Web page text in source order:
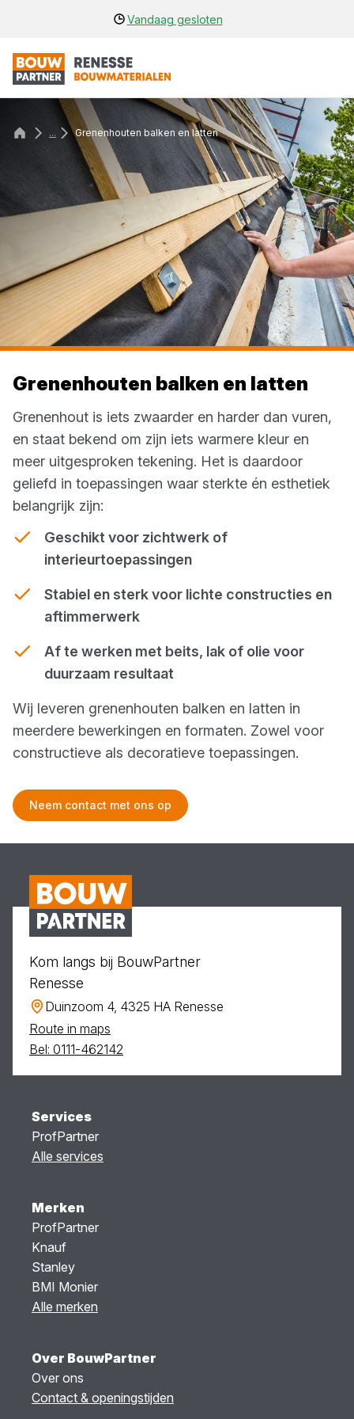
Vandaag gesloten
... Grenenhouten balken en latten
Grenenhouten balken en latten
Grenenhout is iets zwaarder en harder dan vuren,
en staat bekend om zijn iets warmere kleur en
meer uitgesproken tekening. Het is daardoor
geliefd in toepassingen waar sterkte én esthetiek
belangrijk zijn:
Geschikt voor zichtwerk of
interieurtoepassingen
Stabiel en sterk voor lichte constructies en
aftimmerwerk
Af te werken met beits, lak of olie voor
duurzaam resultaat
Wij leveren grenenhouten balken en latten in
meerdere bewerkingen en formaten. Zowel voor
constructieve als decoratieve toepassingen.
Neem contact met ons op
Kom langs bij BouwPartner
Renesse
Duinzoom 4, 4325 HA Renesse
Route in maps
Bel: 0111-462142
Services
ProfPartner
Alle services
Merken
ProfPartner
Knauf
Stanley
BMI Monier
Alle merken
Over BouwPartner
Over ons
Contact & openingstijden